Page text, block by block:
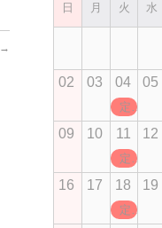
→
日 月 火 水
02 03 04
定休日
05
09 10 11
定休日
12
16 17 18
定休日
19